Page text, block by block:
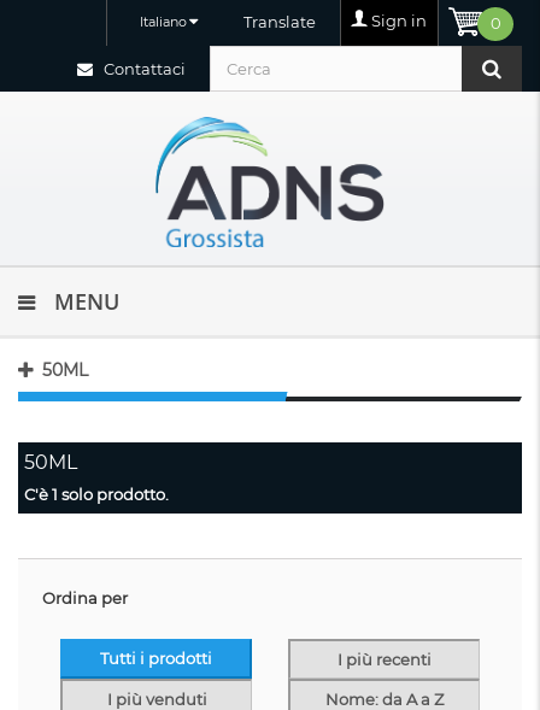
0
Sign in
Translate
Italiano
Contattaci
MENU
50ML
50ML
C'è 1 solo prodotto.
Ordina per
Tutti i prodotti I più recenti
I più venduti Nome: da A a Z